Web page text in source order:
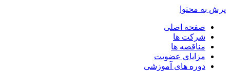
پرش به محتوا
صفحه اصلی
شرکت ها
مناقصه ها
مزایای عضویت
دوره های آموزشی